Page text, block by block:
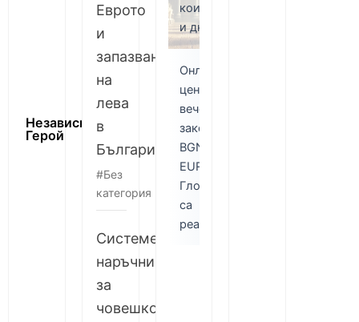
Независим
Герой
Еврото
и
запазване
на
лева
в
България
Без
категория
Системен
наръчник
за
човешко
които работят
и днес
Онлайн
цените
вече по
закон в
BGN и
EUR.
Глобите
са
реални!